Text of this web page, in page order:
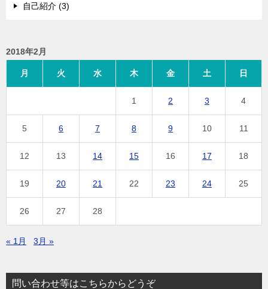
自己紹介 (3)
2018年2月
月 火 水 木 金 土 日
1 2 3 4
5 6 7 8 9 10 11
12 13 14 15 16 17 18
19 20 21 22 23 24 25
26 27 28
« 1月 3月 »
問い合わせ等はこちらからどうぞ